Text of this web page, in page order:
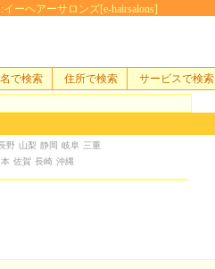
ーヘアーサロンズ[e-hairsalons]
野 山梨 静岡 岐阜 三重
本 佐賀 長崎 沖縄
で検索 住所で検索 サービスで検索